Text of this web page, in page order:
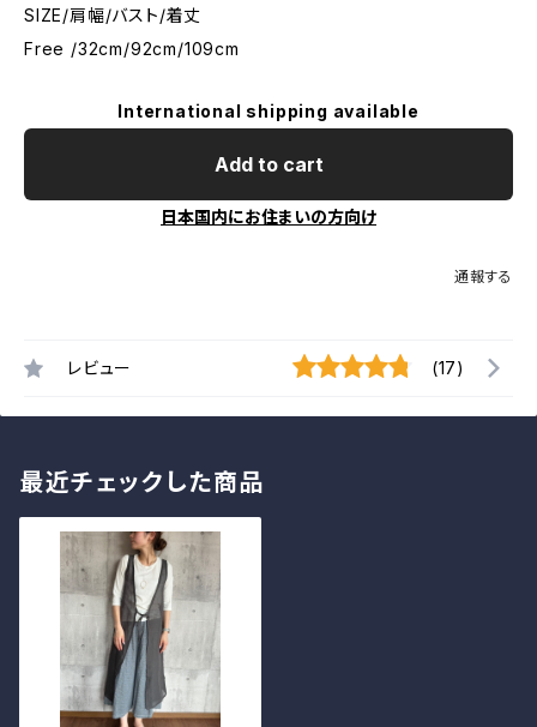
SIZE/肩幅/バスト/着丈
Free /32cm/92cm/109cm
International shipping available
Add to cart
日本国内にお住まいの方向け
通報する
レビュー (17)
最近チェックした商品